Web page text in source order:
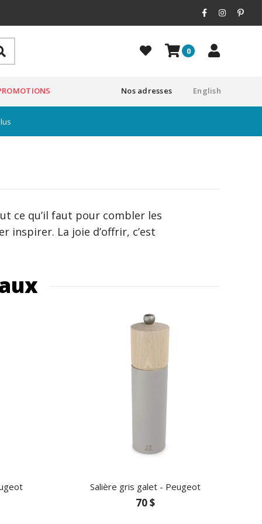
0
English
Nos adresses
ce qu’il faut pour combler les
inspirer. La joie d’offrir, c’est
Salière gris galet - Peugeot
70 $